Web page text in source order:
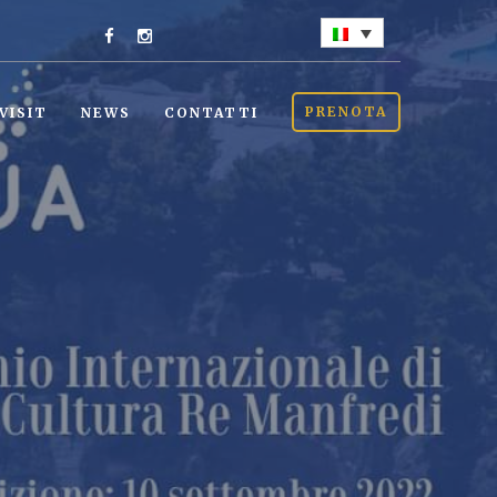
VISIT NEWS CONTATTI PRENOTA